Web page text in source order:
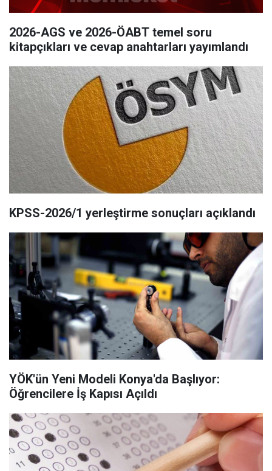
2026-AGS ve 2026-ÖABT temel soru
kitapçıkları ve cevap anahtarları yayımlandı
KPSS-2026/1 yerleştirme sonuçları açıklandı
YÖK'ün Yeni Modeli Konya'da Başlıyor:
Öğrencilere İş Kapısı Açıldı